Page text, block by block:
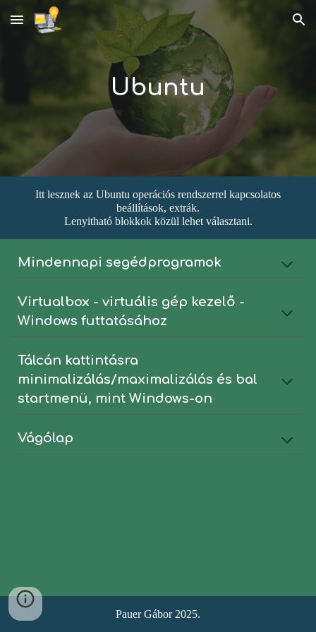
Skip to main content Skip to navigation
Ubuntu
Itt lesznek az Ubuntu operációs rendszerrel kapcsolatos
beállítások, extrák.
Lenyitható blokkok közül lehet választani.
Mindennapi segédprogramok
Virtualbox - virtuális gép kezelő -
Windows futtatásához
Tálcán kattintásra
minimalizálás/maximalizálás és bal
startmenü, mint Windows-on
Vágólap
Pauer Gábor 2025.